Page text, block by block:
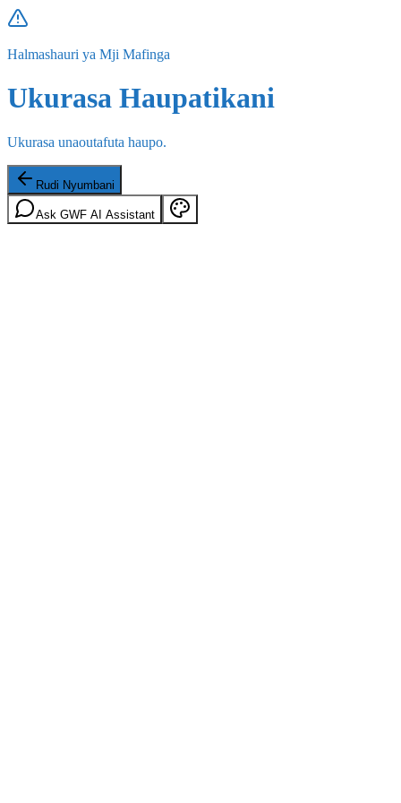
Halmashauri ya Mji Mafinga
Ukurasa Haupatikani
Ukurasa unaoutafuta haupo.
Rudi Nyumbani
Ask GWF AI Assistant